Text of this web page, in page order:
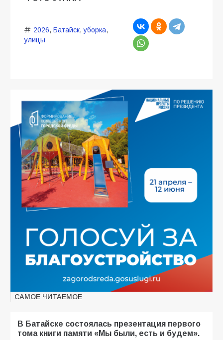
2026, Батайск,уборка,
улицы
САМОЕ ЧИТАЕМОЕ
В Батайске состоялась презентация первого
тома книги памяти «Мы были, есть и будем».